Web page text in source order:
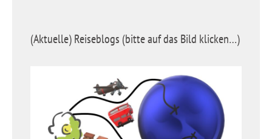
(Aktuelle) Reiseblogs (bitte auf das Bild klicken…)